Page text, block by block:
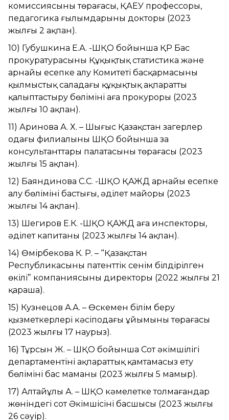
комиссиясының төрағасы, ҚАЕУ профессоры,
педагогика ғылымдарының докторы (2023
жылғы 2 ақпан).
10) Губушкина Е.А. -ШҚО бойынша ҚР Бас
прокуратурасының Құқықтық статистика және
арнайы есепке алу Комитеті басқармасының
қылмыстық саладағы құқықтық ақпаратты
қалыптастыру бөлімінің аға прокуроры (2023
жылғы 10 ақпан).
11) Аринова А. Х. – Шығыс Қазақстан заңгерлер
одағы филиалының ШҚО бойынша заң
консультанттары палатасының төрағасы (2023
жылғы 15 ақпан).
12) Баяндинова С.С. -ШҚО ҚАЖД арнайы есепке
алу бөлімінің бастығы, әділет майоры (2023
жылғы 14 ақпан).
13) Шегиров Е.К. -ШҚО ҚАЖД аға инспекторы,
әділет капитаны (2023 жылғы 14 ақпан).
14) Өмірбекова К. Р. – “Қазақстан
Республикасының патенттік сенім білдірілген
өкілі” компаниясының директоры (2022 жылғы 21
қараша).
15) Кузнецов А.А. – Өскемен білім беру
қызметкерлері кәсіподағы ұйымының төрағасы
(2023 жылғы 17 наурыз).
16) Тұрсын Ж. – ШҚО бойынша Сот әкімшілігі
департаментінің ақпараттық қамтамасыз ету
бөлімінің бас маманы (2023 жылғы 5 мамыр).
17) Алтайұлы А. – ШҚО кәмелетке толмағандар
жөніндегі сот Әкімшісінің басшысы (2023 жылғы
26 сәуір).